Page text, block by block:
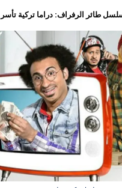
طائر الرفراف: دراما تركية